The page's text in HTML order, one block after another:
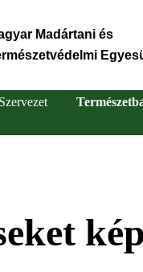
Madártani és
Szervezet